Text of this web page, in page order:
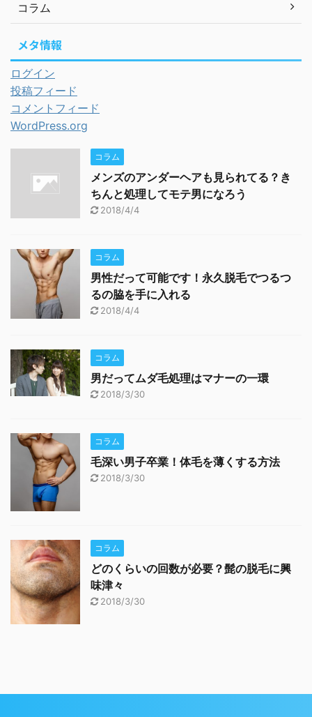
コラム
メタ情報
ログイン
投稿フィード
コメントフィード
WordPress.org
コラム
メンズのアンダーヘアも見られてる？き
ちんと処理してモテ男になろう
2018/4/4
コラム
男性だって可能です！永久脱毛でつるつ
るの脇を手に入れる
2018/4/4
コラム
男だってムダ毛処理はマナーの一環
2018/3/30
コラム
毛深い男子卒業！体毛を薄くする方法
2018/3/30
コラム
どのくらいの回数が必要？髭の脱毛に興
味津々
2018/3/30